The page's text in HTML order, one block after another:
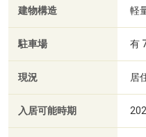
建物構造 軽
駐車場 有
現況 居
入居可能時期